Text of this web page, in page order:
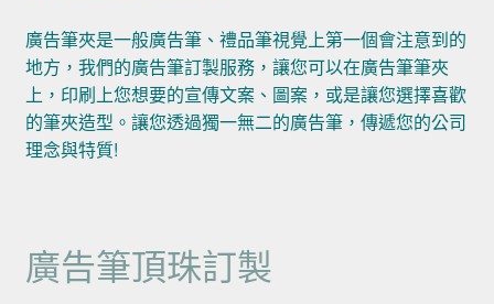
廣告筆夾是一般廣告筆、禮品筆視覺上第一個會注意到的
地方，我們的廣告筆訂製服務，讓您可以在廣告筆筆夾
上，印刷上您想要的宣傳文案、圖案，或是讓您選擇喜歡
的筆夾造型。讓您透過獨一無二的廣告筆，傳遞您的公司
理念與特質!
廣告筆頂珠訂製